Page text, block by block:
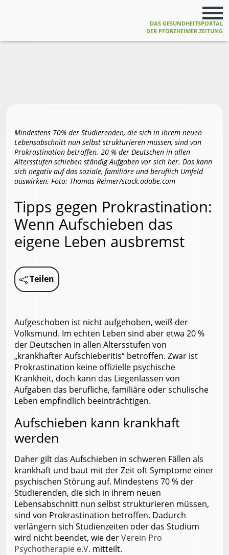
DAS GESUNDHEITSPORTAL
DER PFORZHEIMER ZEITUNG
Mindestens 70% der Studierenden, die sich in ihrem neuen
Lebensabschnitt nun selbst strukturieren müssen, sind von
Prokrastination betroffen. 20 % der Deutschen in allen
Altersstufen schieben ständig Aufgaben vor sich her. Das kann
sich negativ auf das soziale, familiäre und beruflich Umfeld
auswirken. Foto: Thomas Reimer/stock.adobe.com
Tipps gegen Prokrastination:
Wenn Aufschieben das
eigene Leben ausbremst
Teilen
Aufgeschoben ist nicht aufgehoben, weiß der
Volksmund. Im echten Leben sind aber etwa 20 %
der Deutschen in allen Altersstufen von
„krankhafter Aufschieberitis“ betroffen. Zwar ist
Prokrastination keine offizielle psychische
Krankheit, doch kann das Liegenlassen von
Aufgaben das berufliche, familiäre oder schulische
Leben empfindlich beeinträchtigen.
Aufschieben kann krankhaft
werden
Daher gilt das Aufschieben in schweren Fällen als
krankhaft und baut mit der Zeit oft Symptome einer
psychischen Störung auf. Mindestens 70 % der
Studierenden, die sich in ihrem neuen
Lebensabschnitt nun selbst strukturieren müssen,
sind von Prokrastination betroffen. Dadurch
verlängern sich Studienzeiten oder das Studium
wird nicht beendet, wie derVerein Pro
Psychotherapie e.V. mitteilt.